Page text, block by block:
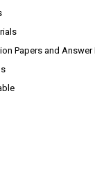
Papers and Answer